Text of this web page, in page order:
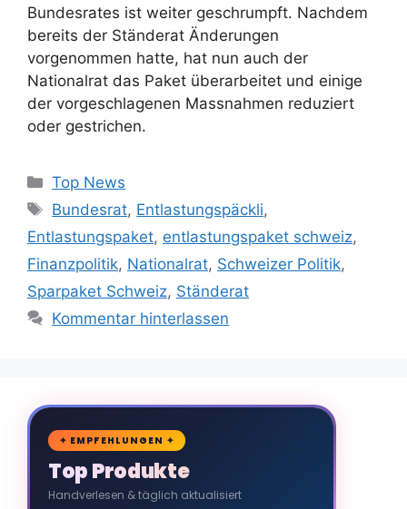
Bundesrates ist weiter geschrumpft. Nachdem
bereits der Ständerat Änderungen
vorgenommen hatte, hat nun auch der
Nationalrat das Paket überarbeitet und einige
der vorgeschlagenen Massnahmen reduziert
oder gestrichen.
Kategorien
Top News
Schlagwörter
Bundesrat, Entlastungspäckli,
Entlastungspaket, entlastungspaket schweiz,
Finanzpolitik, Nationalrat, Schweizer Politik,
Sparpaket Schweiz, Ständerat
Kommentar hinterlassen
🛒
✦ EMPFEHLUNGEN ✦
Top Produkte
Handverlesen & täglich aktualisiert